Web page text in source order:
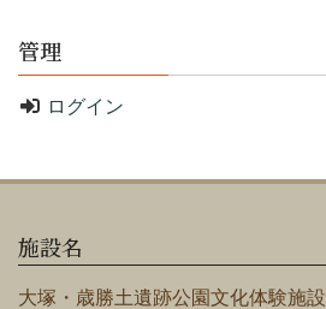
管理
ログイン
施設名
大塚・歳勝土遺跡公園文化体験施設